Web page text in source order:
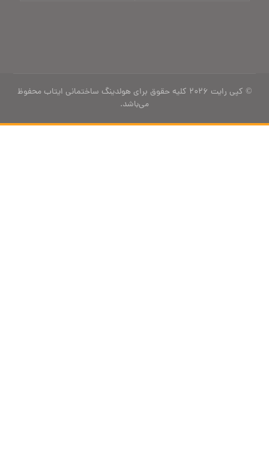
© کپی رایت ۲۰۲۶ کلیه حقوق برای هولدینگ ساختمانی ایتاب محفوظ
می‌باشد.